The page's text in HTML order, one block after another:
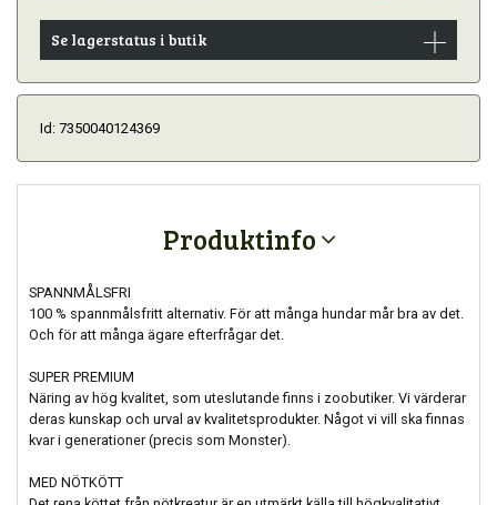
Se lagerstatus i butik
Id: 7350040124369
Produktinfo
SPANNMÅLSFRI
100 % spannmålsfritt alternativ. För att många hundar mår bra av det.
Och för att många ägare efterfrågar det.
SUPER PREMIUM
Näring av hög kvalitet, som uteslutande finns i zoobutiker. Vi värderar
deras kunskap och urval av kvalitetsprodukter. Något vi vill ska finnas
kvar i generationer (precis som Monster).
MED NÖTKÖTT